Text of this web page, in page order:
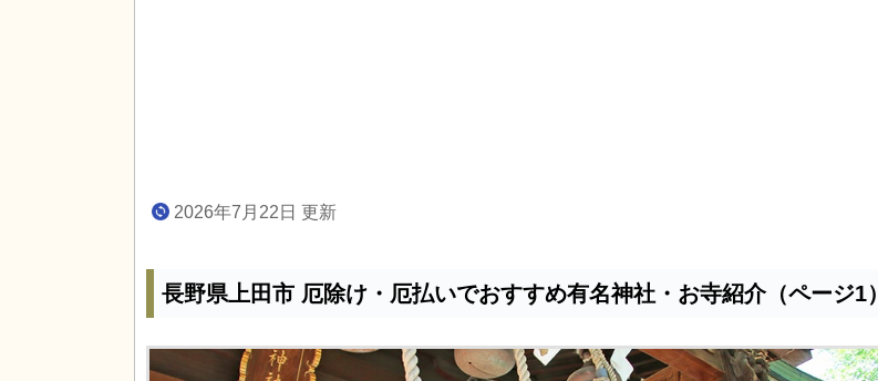
2026年7月22日 更新
長野県上田市 厄除け・厄払いでおすすめ有名神社・お寺紹介（ページ1）